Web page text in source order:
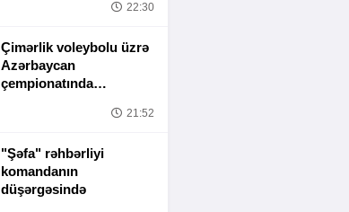
22:30
Çimərlik voleybolu üzrə
Azərbaycan
çempionatında
21:52
"Şəfa" rəhbərliyi
komandanın
düşərgəsində